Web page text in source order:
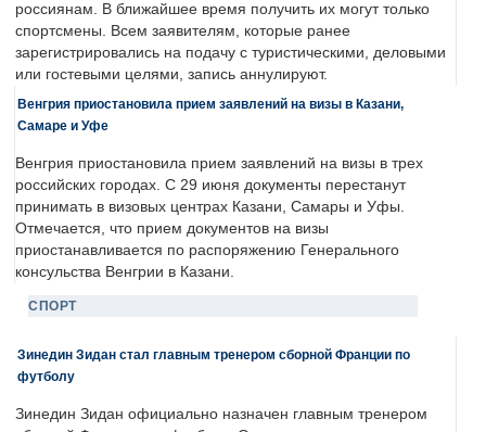
россиянам. В ближайшее время получить их могут только
спортсмены. Всем заявителям, которые ранее
зарегистрировались на подачу с туристическими, деловыми
или гостевыми целями, запись аннулируют.
Венгрия приостановила прием заявлений на визы в Казани,
Самаре и Уфе
Венгрия приостановила прием заявлений на визы в трех
российских городах. С 29 июня документы перестанут
принимать в визовых центрах Казани, Самары и Уфы.
Отмечается, что прием документов на визы
приостанавливается по распоряжению Генерального
консульства Венгрии в Казани.
СПОРТ
Зинедин Зидан стал главным тренером сборной Франции по
футболу
Зинедин Зидан официально назначен главным тренером